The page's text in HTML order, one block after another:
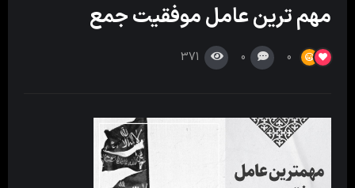
مهم ترین عامل موفقیت جمع
0
0
371